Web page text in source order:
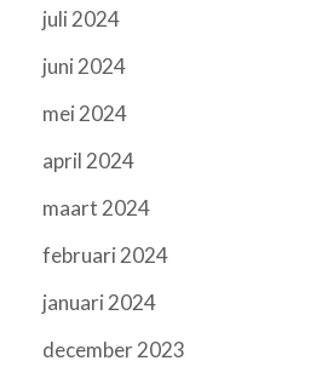
juli 2024
juni 2024
mei 2024
april 2024
maart 2024
februari 2024
januari 2024
december 2023